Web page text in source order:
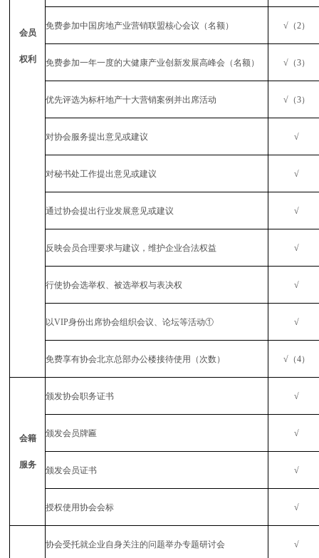
会员
权利
免费参加中国房地产业营销联盟核心会议（名额） √（2）
免费参加一年一度的大健康产业创新发展高峰会（名额） √（3）
优先评选为标杆地产十大营销案例并出席活动 √（3）
对协会服务提出意见或建议 √
对秘书处工作提出意见或建议 √
通过协会提出行业发展意见或建议 √
反映会员合理要求与建议，维护企业合法权益 √
行使协会选举权、被选举权与表决权 √
以VIP身份出席协会组织会议、论坛等活动① √
免费享有协会北京总部办公楼接待使用（次数） √（4）
会籍
服务
颁发协会职务证书 √
颁发会员牌匾 √
颁发会员证书 √
授权使用协会会标 √
协会受托就企业自身关注的问题举办专题研讨会 √